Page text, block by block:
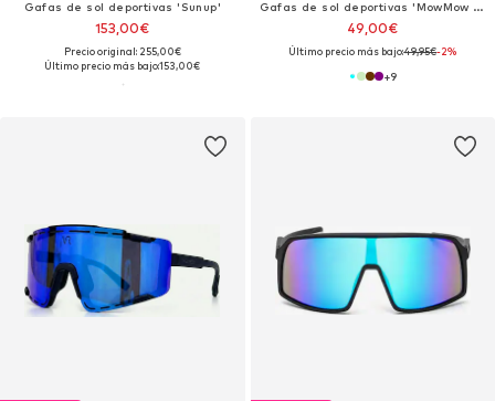
Gafas de sol deportivas 'Sunup'
153,00€
Precio original: 255,00€
Último precio más bajo:153,00€
Gafas de sol deportivas 'MowMow Opal LIMITED Sunglasses - Polarized - Men - Women'
49,00€
Último precio más bajo:49,95€-2%
+9